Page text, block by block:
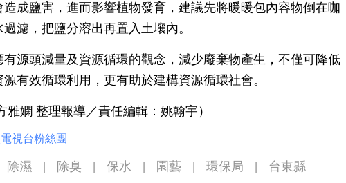
造成鹽害，進而影響植物發育，建議先將暖暖包內容物倒在咖
濾，把鹽分溶出再置入土壤內。
源頭減量及資源循環的觀念，減少廢棄物產生，不僅可降低
有效循環利用，更有助於建構資源循環社會。
雅嫻 整理報導／責任編輯：姚翰宇）
視台粉絲團
除濕 除臭 保水 園藝 環保局 台東縣